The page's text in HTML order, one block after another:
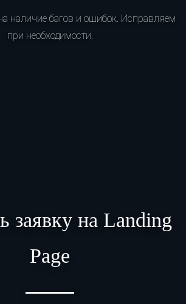
наличие багов и ошибок. Исправляем
при необходимости.
заявку на Landing
Page